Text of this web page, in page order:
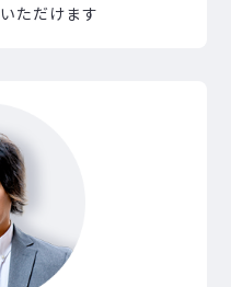
ただけます